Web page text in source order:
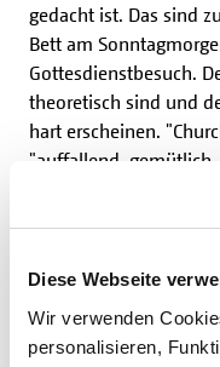
Diese Webseite
Wir verwenden
personalisieren,
gedacht ist. Das sind
Bett am
Gottesdienstbesuch.
theoretisch sind und
hart erscheinen.
"auffallend,
Menschen erreichen,